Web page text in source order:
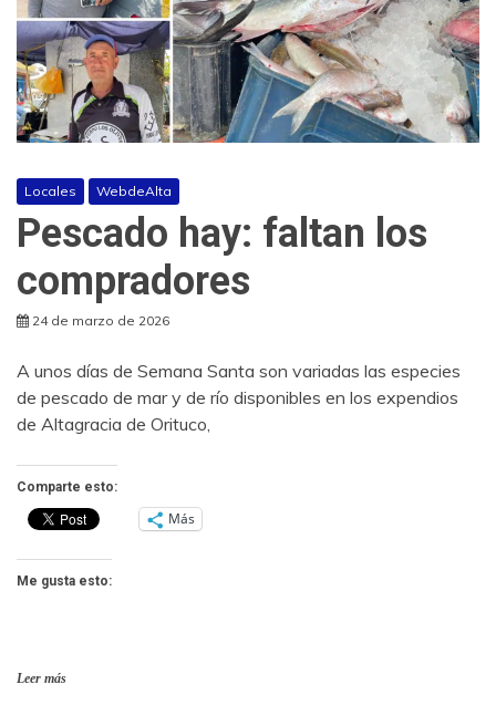
Locales WebdeAlta
Pescado hay: faltan los
compradores
24 de marzo de 2026
A unos días de Semana Santa son variadas las especies
de pescado de mar y de río disponibles en los expendios
de Altagracia de Orituco,
Comparte esto:
Más
Me gusta esto:
Leer más